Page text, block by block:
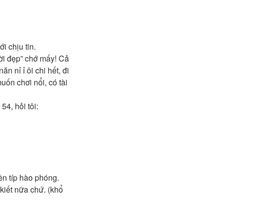
chịu tin.
đẹp” chớ mấy! Cả
nỉ ỉ ôi chi hết, đi
chơi nổi, có tài
hỏi tôi:
típ hào phóng.
nữa chứ. (khổ